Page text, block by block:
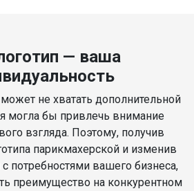
— ваша
не хватать дополнительной
могла бы привлечь внимание
взгляда. Поэтому, получив
парикмахерской и изменив
с потребностями вашего бизнеса,
преимущество на конкурентном